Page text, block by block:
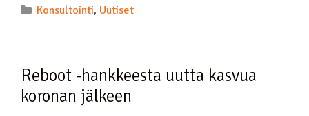
Konsultointi, Uutiset
Reboot -hankkeesta uutta kasvua
koronan jälkeen